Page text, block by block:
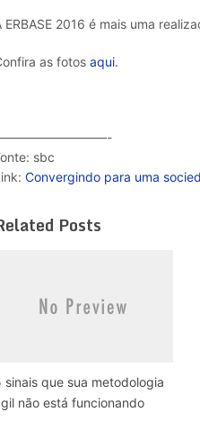
ERBASE 2016 é mais uma
as fotos aqui.
sbc
Convergindo para uma
Posts
sinais que sua metodologia
não está funcionando